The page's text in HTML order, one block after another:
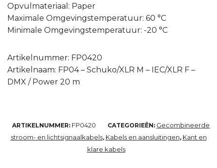
Opvulmateriaal: Paper
Maximale Omgevingstemperatuur: 60 °C
Minimale Omgevingstemperatuur: -20 °C
Artikelnummer: FP0420
Artikelnaam: FP04 – Schuko/XLR M – IEC/XLR F –
DMX / Power 20 m
ARTIKELNUMMER: FP0420 CATEGORIEËN: Gecombineerde
stroom- en lichtsignaalkabels, Kabels en aansluitingen, Kant en
klare kabels